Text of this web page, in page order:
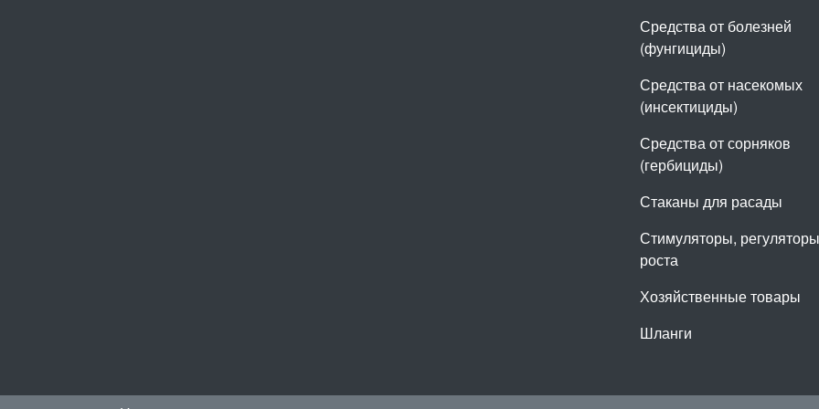
Средства от болезней
(фунгициды)
Средства от насекомых
(инсектициды)
Средства от сорняков
(гербициды)
Стаканы для расады
Стимуляторы, регуляторы
роста
Хозяйственные товары
Шланги